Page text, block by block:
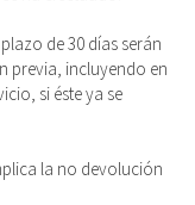
de 30 días serán
previa, incluyendo en
si éste ya se
la no devolución